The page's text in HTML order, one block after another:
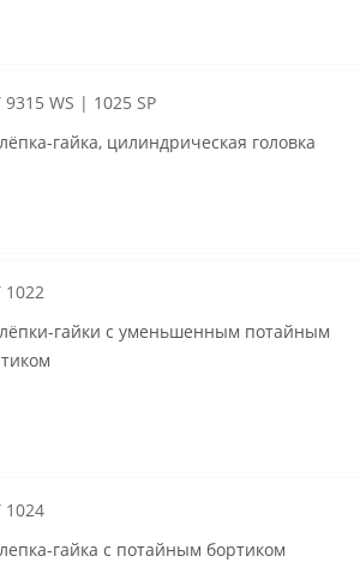
9315 WS | 1025 SP
гайка, цилиндрическая головка
1022
гайки с уменьшенным потайным
1024
гайка с потайным бортиком